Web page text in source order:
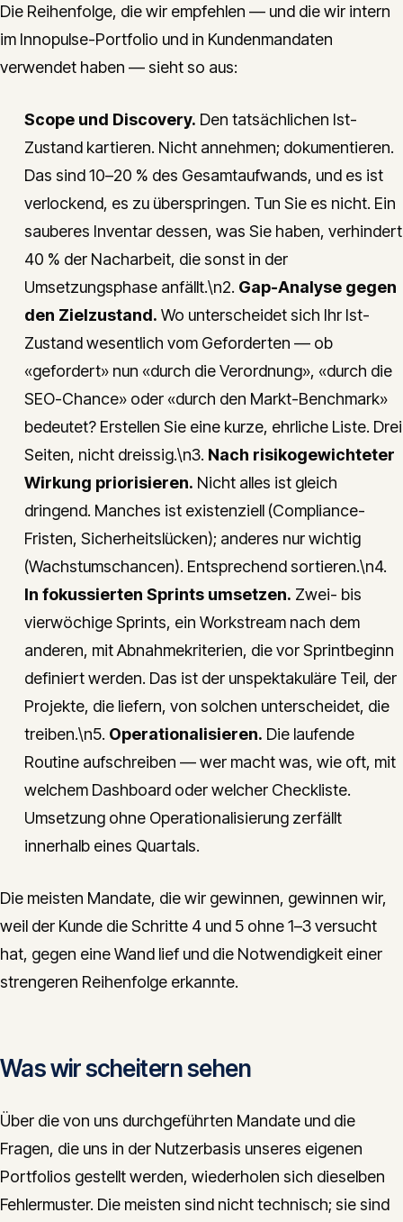
Die Reihenfolge, die wir empfehlen — und die wir intern
im Innopulse-Portfolio und in Kundenmandaten
verwendet haben — sieht so aus:
Scope und Discovery. Den tatsächlichen Ist-
Zustand kartieren. Nicht annehmen; dokumentieren.
Das sind 10–20 % des Gesamtaufwands, und es ist
verlockend, es zu überspringen. Tun Sie es nicht. Ein
sauberes Inventar dessen, was Sie haben, verhindert
40 % der Nacharbeit, die sonst in der
Umsetzungsphase anfällt.\n2. Gap-Analyse gegen
den Zielzustand. Wo unterscheidet sich Ihr Ist-
Zustand wesentlich vom Geforderten — ob
«gefordert» nun «durch die Verordnung», «durch die
SEO-Chance» oder «durch den Markt-Benchmark»
bedeutet? Erstellen Sie eine kurze, ehrliche Liste. Drei
Seiten, nicht dreissig.\n3. Nach risikogewichteter
Wirkung priorisieren. Nicht alles ist gleich
dringend. Manches ist existenziell (Compliance-
Fristen, Sicherheitslücken); anderes nur wichtig
(Wachstumschancen). Entsprechend sortieren.\n4.
In fokussierten Sprints umsetzen. Zwei- bis
vierwöchige Sprints, ein Workstream nach dem
anderen, mit Abnahmekriterien, die vor Sprintbeginn
definiert werden. Das ist der unspektakuläre Teil, der
Projekte, die liefern, von solchen unterscheidet, die
treiben.\n5. Operationalisieren. Die laufende
Routine aufschreiben — wer macht was, wie oft, mit
welchem Dashboard oder welcher Checkliste.
Umsetzung ohne Operationalisierung zerfällt
innerhalb eines Quartals.
Die meisten Mandate, die wir gewinnen, gewinnen wir,
weil der Kunde die Schritte 4 und 5 ohne 1–3 versucht
hat, gegen eine Wand lief und die Notwendigkeit einer
strengeren Reihenfolge erkannte.
Was wir scheitern sehen
Über die von uns durchgeführten Mandate und die
Fragen, die uns in der Nutzerbasis unseres eigenen
Portfolios gestellt werden, wiederholen sich dieselben
Fehlermuster. Die meisten sind nicht technisch; sie sind